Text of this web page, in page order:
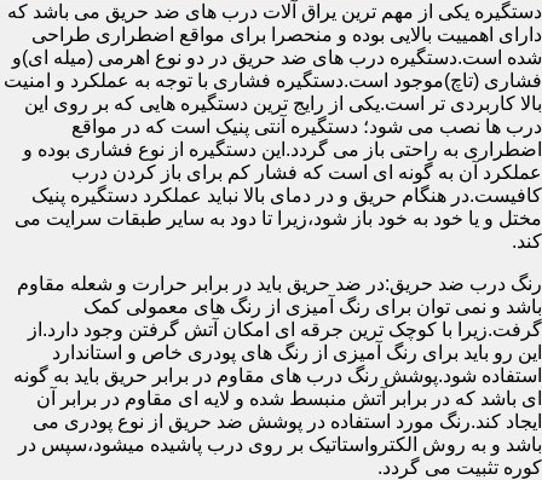
دستگیره یکی از مهم ترین یراق آلات درب های ضد حریق می باشد که
دارای اهمییت بالایی بوده و منحصرا برای مواقع اضطراری طراحی
شده است.دستگیره درب های ضد حریق در دو نوع اهرمی (میله ای)و
فشاری (تاچ)موجود است.دستگیره فشاری با توجه به عملکرد و امنیت
بالا کاربردی تر است.یکی از رایج ترین دستگیره هایی که بر روی این
درب ها نصب می شود؛ دستگیره آنتی پنیک است که در مواقع
اضطراری به راحتی باز می گردد.این دستگیره از نوع فشاری بوده و
عملکرد آن به گونه ای است که فشار کم برای باز کردن درب
کافیست.در هنگام حریق و در دمای بالا نباید عملکرد دستگیره پنیک
مختل و یا خود به خود باز شود،زیرا تا دود به سایر طبقات سرایت می
کند.
رنگ درب ضد حریق:در ضد حریق باید در برابر حرارت و شعله مقاوم
باشد و نمی توان برای رنگ آمیزی از رنگ های معمولی کمک
گرفت.زیرا با کوچک ترین جرقه ای امکان آتش گرفتن وجود دارد.از
این رو باید برای رنگ آمیزی از رنگ های پودری خاص و استاندارد
استفاده شود.پوشش رنگ درب های مقاوم در برابر حریق باید به گونه
ای باشد که در برابر آتش منبسط شده و لایه ای مقاوم در برابر آن
ایجاد کند.رنگ مورد استفاده در پوشش ضد حریق از نوع پودری می
باشد و به روش الکترواستاتیک بر روی درب پاشیده میشود،سپس در
کوره تثبیت می گردد.